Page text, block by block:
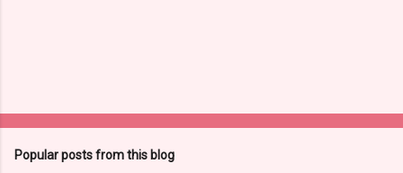
Popular posts from this blog